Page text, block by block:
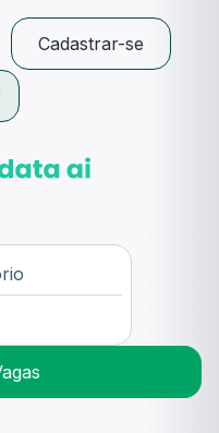
Cadastrar-se